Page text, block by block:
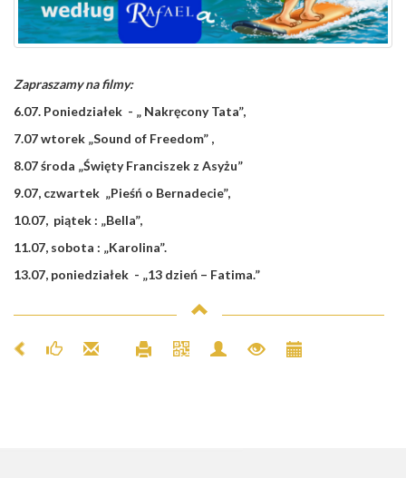
Zapraszamy na filmy:
6.07. Poniedziałek - „ Nakręcony Tata”,
7.07wtorek „Sound of Freedom” ,
8.07środa „Święty Franciszek z Asyżu”
9.07, czwartek „Pieśń o Bernadecie”,
10.07, piątek : „Bella”,
11.07, sobota : „Karolina”.
13.07, poniedziałek - „13 dzień – Fatima.”